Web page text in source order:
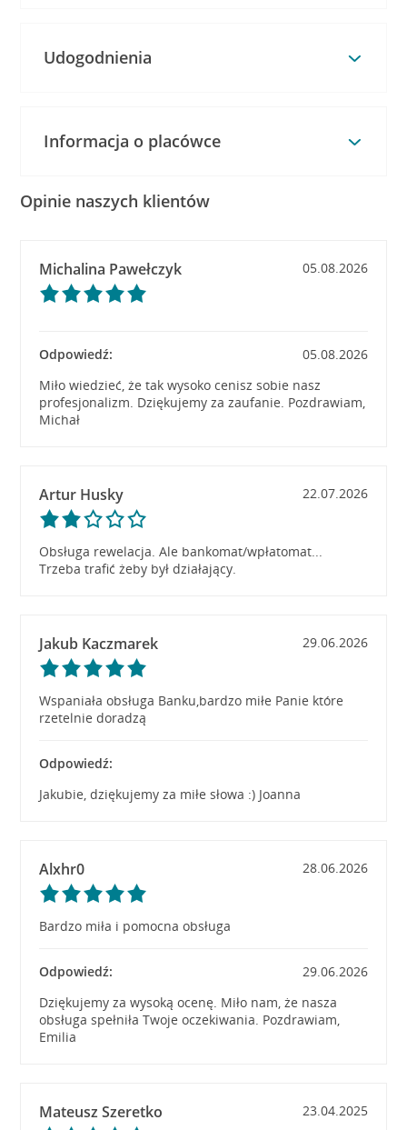
Udogodnienia
Informacja o placówce
Opinie naszych klientów
Michalina Pawełczyk 05.08.2026
Odpowiedź:
05.08.2026
Miło wiedzieć, że tak wysoko cenisz sobie nasz
profesjonalizm. Dziękujemy za zaufanie. Pozdrawiam,
Michał
Artur Husky 22.07.2026
Obsługa rewelacja. Ale bankomat/wpłatomat...
Trzeba trafić żeby był działający.
Jakub Kaczmarek 29.06.2026
Wspaniała obsługa Banku,bardzo miłe Panie które
rzetelnie doradzą
Odpowiedź:
Jakubie, dziękujemy za miłe słowa :) Joanna
Alxhr0 28.06.2026
Bardzo miła i pomocna obsługa
Odpowiedź:
29.06.2026
Dziękujemy za wysoką ocenę. Miło nam, że nasza
obsługa spełniła Twoje oczekiwania. Pozdrawiam,
Emilia
Mateusz Szeretko 23.04.2025